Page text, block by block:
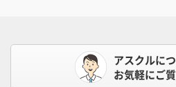
アスクルに
お気軽にご